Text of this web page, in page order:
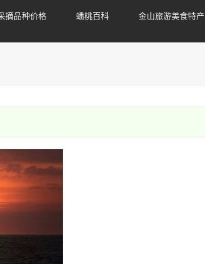
摘品种价格 蟠桃百科 金山旅游美食特产